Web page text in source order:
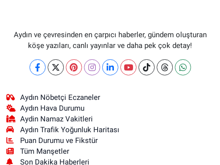
Aydın ve çevresinden en çarpıcı haberler, gündem oluşturan
köşe yazıları, canlı yayınlar ve daha pek çok detay!
Aydın Nöbetçi Eczaneler
Aydın Hava Durumu
Aydin Namaz Vakitleri
Aydın Trafik Yoğunluk Haritası
Puan Durumu ve Fikstür
Tüm Manşetler
Son Dakika Haberleri